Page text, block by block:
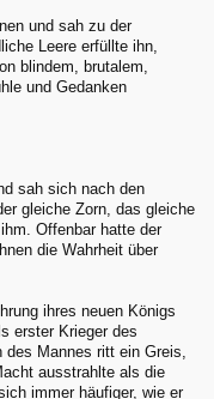
und sah zu der
Leere erfüllte ihn,
blindem, brutalem,
und Gedanken
sah sich nach den
gleiche Zorn, das gleiche
Offenbar hatte der
die Wahrheit über
ihres neuen Königs
erster Krieger des
des Mannes ritt ein Greis,
ausstrahlte als die
immer häufiger, wie er